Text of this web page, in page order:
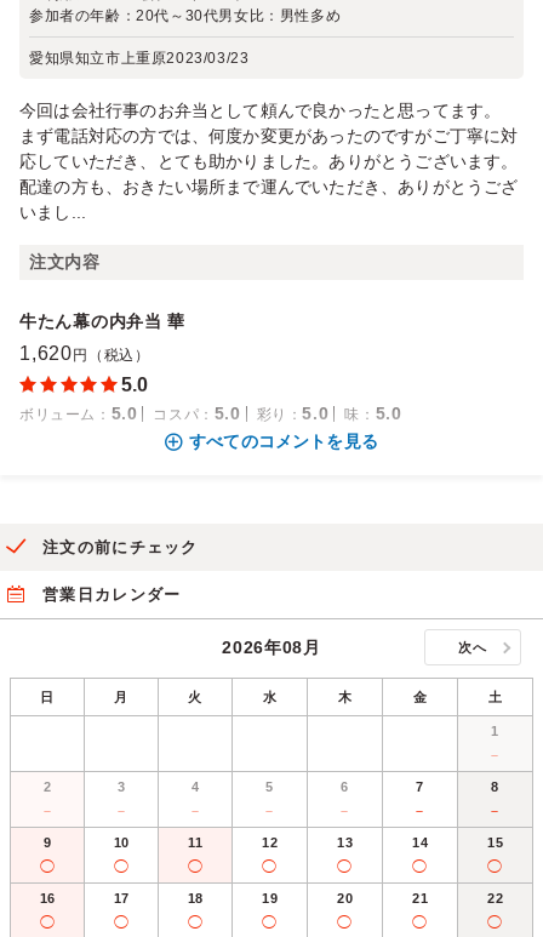
参加者の年齢：20代～30代男女比： 男性多め
愛知県知立市上重原2023/03/23
今回は会社行事のお弁当として頼んで良かったと思ってます。
まず電話対応の方では、何度か変更があったのですがご丁寧に対
応していただき、とても助かりました。ありがとうございます。
配達の方も、おきたい場所まで運んでいただき、ありがとうござ
いまし...
注文内容
牛たん幕の内弁当 華
1,620 円（税込）
5.0
ボリューム ： 5.0 コスパ ： 5.0 彩り ：5.0 味 ： 5.0
すべてのコメントを見る
注文の前にチェック
営業日カレンダー
2026年08月 次へ
日 月 火 水 木 金 土
1
－
2
－
3
－
4
－
5
－
6
－
7
－
8
－
9
◯
10
◯
11
◯
12
◯
13
◯
14
◯
15
◯
16
◯
17
◯
18
◯
19
◯
20
◯
21
◯
22
◯